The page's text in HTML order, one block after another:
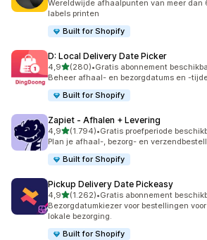
Wereldwijde afhaalpunten van meer
labels printen
Built for Shopify
D: Local Delivery Date Picker
4,9van 5 sterren
(280)
280 recensies in totaal
•Gratis abonnement
Beheer afhaal- en bezorgdatums en -
Built for Shopify
Zapiet ‑ Afhalen + Levering
4,9van 5 sterren
(1.794)
1794 recensies in totaal
•Gratis proefperiode
Plan je afhaal-, bezorg- en
Built for Shopify
Pickup Delivery Date Pickeasy
4,9van 5 sterren
(1.262)
1262 recensies in totaal
•Gratis abonnement
Bezorgdatumkiezer voor bestellingen
lokale bezorging.
Built for Shopify